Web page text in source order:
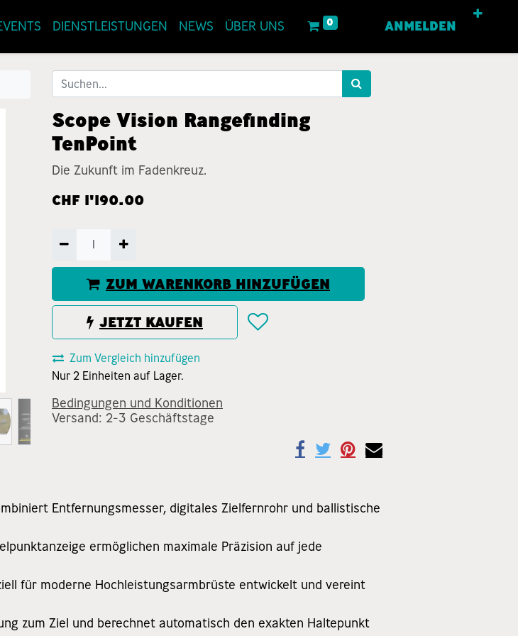
DIENSTLEISTUNGEN NEWS ÜBER UNS 0 ANMELDEN
Scope Vision Rangefinding
TenPoint
Die Zukunft im Fadenkreuz.
CHF 1'190.00
ZUM WARENKORB HINZUFÜGEN
JETZT KAUFEN
Zum Vergleich hinzufügen
Nur 2 Einheiten auf Lager.
Bedingungen und Konditionen
Versand: 2-3 Geschäftstage
Entfernungsmesser, digitales Zielfernrohr und ballistische
ermöglichen maximale Präzision auf jede
für moderne Hochleistungsarmbrüste entwickelt und vereint
zum Ziel und berechnet automatisch den exakten Haltepunkt